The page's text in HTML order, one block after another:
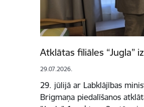
Atklātas filiāles
29.07.2026.
29. jūlijā ar Labklājības
Brigmaņa piedalīšanos